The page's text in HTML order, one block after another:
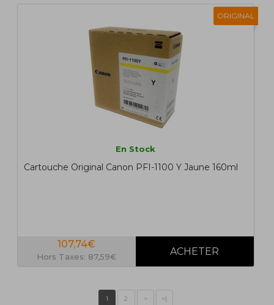
ORIGINAL
En Stock
Cartouche Original Canon PFI-1100 Y Jaune 160ml
107,74€
Hors Taxes: 87,59€